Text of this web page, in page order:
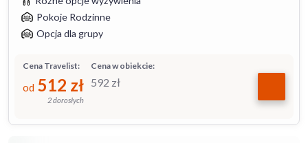
Pokoje Rodzinne
Opcja dla grupy
Cena w obiekcie:
592 zł
Cena Travelist:
od 512 zł
2 dorosłych